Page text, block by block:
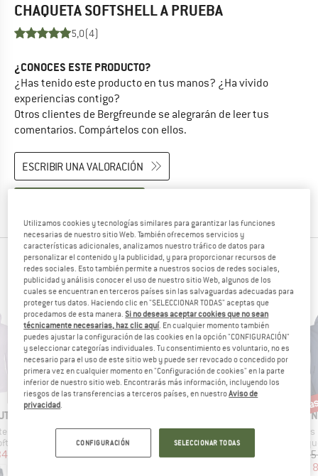
CHAQUETA SOFTSHELLA PRUEBA
5,0(4)
¿CONOCES ESTE PRODUCTO?
¿Has tenido este producto en tus manos? ¿Ha vivido
experiencias contigo?
Otros clientes de Bergfreunde se alegrarán de leer tus
comentarios. Compártelos con ellos.
ESCRIBIR UNA VALORACIÓN
OTROS CLIENTES QUE SE MIRARON ESTO
TAMBIÉN SE MIRARON
Jacket
reducido
€
Artículo
Women's All Year Elope Softshell Jacket II
Product group
Chaqueta softshell
Precio
179,95 € Precio reducido
a partir de
Descuento
hasta un 25%
Artículo
Women's Itri Hoody Jacket
Product group
Chaqueta softshell
Precio
159,95 €Precio reducido
79,98 €
Descuento
50%
THE
Women's
Utilizamos cookies y tecnologías similares para garantizar las funciones
necesarias de nuestro sitio Web. También ofrecemos servicios y
características adicionales, analizamos nuestro tráfico de datos para
personalizar el contenido y la publicidad, y para proporcionar recursos de
redes sociales. Esto también permite a nuestros socios de redes sociales,
publicidad y análisis conocer el uso de nuestro sitio Web, algunos de los
cuales se encuentran en terceros países sin las salvaguardas adecuadas para
proteger tus datos. Haciendo clic en "SELECCIONAR TODAS" aceptas que
procedamos de esta manera.Si no deseas aceptar cookies que no sean
técnicamente necesarias, haz clic aquí. En cualquier momento también
puedes ajustar la configuración de las cookies en la opción "CONFIGURACIÓN"
y seleccionar categorías individuales. Tu consentimiento es voluntario, no es
necesario para el uso de este sitio web y puede ser revocado o concedido por
primera vez en cualquier momento en "Configuración de cookies" en la parte
inferior de nuestro sitio web. Encontrarás más información, incluyendo los
riesgos de las transferencias a terceros países, en nuestroAviso de
privacidad
CONFIGURACIÓN SELECCIONAR TODAS